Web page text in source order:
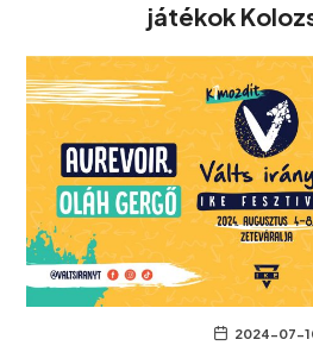
játékok
2024-07-